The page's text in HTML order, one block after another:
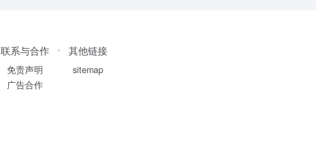
联系与合作
免责声明
广告合作
其他链接
sitemap